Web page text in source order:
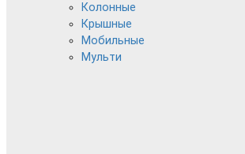
Колонные
Крышные
Мобильные
Мульти